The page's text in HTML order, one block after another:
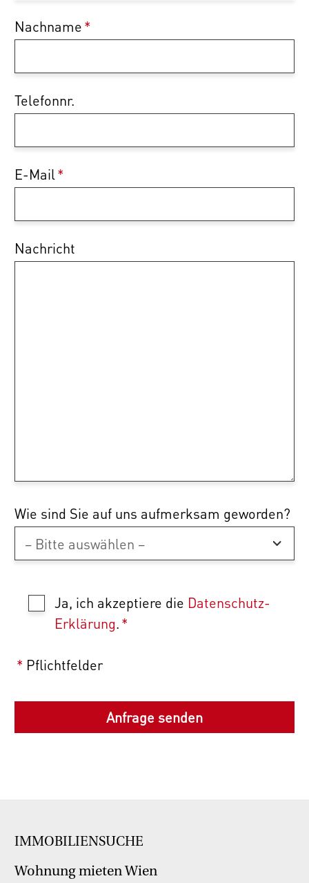
Nachname*
Telefonnr.
E-Mail*
Nachricht
Wie sind Sie auf uns aufmerksam geworden?
Ja, ich akzeptiere die Datenschutz-
Erklärung.*
* Pflichtfelder
IMMOBILIENSUCHE
Wohnung mieten Wien